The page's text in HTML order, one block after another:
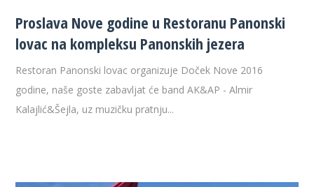
Proslava Nove godine u Restoranu Panonski
lovac na kompleksu Panonskih jezera
Restoran Panonski lovac organizuje Doček Nove 2016
godine, naše goste zabavljat će band AK&AP - Almir
Kalajlić&Šejla, uz muzičku pratnju...